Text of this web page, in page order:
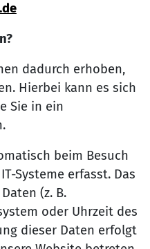
dadurch erhoben,
Hierbei kann es sich
Sie in ein
beim Besuch
Systeme erfasst. Das
(z. B.
oder Uhrzeit des
dieser Daten erfolgt